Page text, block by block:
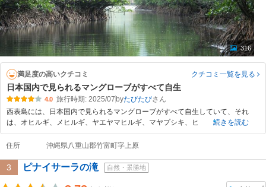
316
満足度の高いクチコミ クチコミ一覧を見る
日本国内で見られるマングローブがすべて自生
4.0 旅行時期: 2025/07 byたびたび
西表島には、日本国内で見られるマングローブがすべて自生していて、それ
は、オヒルギ、メヒルギ、ヤエヤマヒルギ、マヤプシキ、ヒ
続きを読む
住所 沖縄県八重山郡竹富町字上原
3 ピナイサーラの滝 自然・景勝地